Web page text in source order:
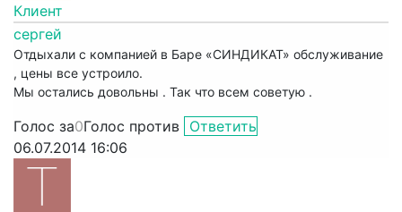
Клиент
сергей
Отдыхали с компанией в Баре «СИНДИКАТ» обслуживание
, цены все устроило.
Мы остались довольны . Так что всем советую .
Голос за0Голос против Ответить
06.07.2014 16:06